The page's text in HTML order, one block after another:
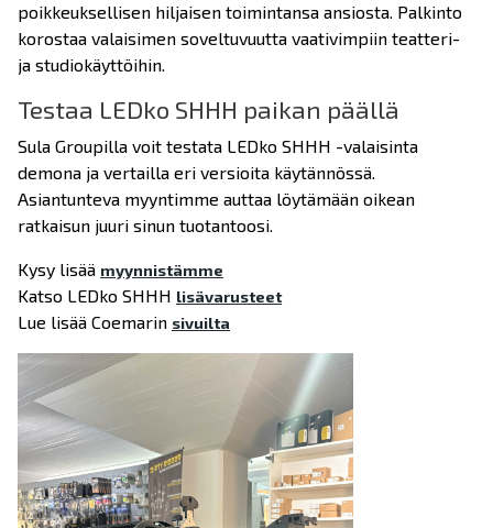
poikkeuksellisen hiljaisen toimintansa ansiosta. Palkinto
korostaa valaisimen soveltuvuutta vaativimpiin teatteri-
ja studiokäyttöihin.
Testaa LEDko SHHH paikan päällä
Sula Groupilla voit testata LEDko SHHH -valaisinta
demona ja vertailla eri versioita käytännössä.
Asiantunteva myyntimme auttaa löytämään oikean
ratkaisun juuri sinun tuotantoosi.
Kysy lisää myynnistämme
Katso LEDko SHHH lisävarusteet
Lue lisää Coemarin sivuilta